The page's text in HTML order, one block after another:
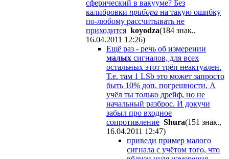
сферический в вакууме? Без
калибровки прибора на такую ошибку
по-любому рассчитывать не
приходится koyodza(184 знак.,
16.04.2011 12:26)
Ещё раз - речь об измерении
малых сигналов, для всех
остальных этот трёп неактуален.
Т.е. там 1 LSb это может запросто
быть 10% доп. погрешности. А
учёл ты только дрейф, но не
начальный разброс. И докучи
забыл про входное
сопротивление Shura(151 знак.,
16.04.2011 12:47)
приведи пример малого
сигнала с учётом того, что